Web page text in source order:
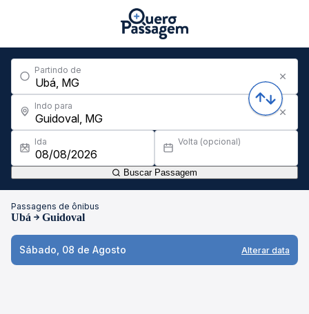
Partindo de
Indo para
Ida Volta (opcional)
Buscar Passagem
Passagens de ônibus
Ubá Guidoval
Sábado, 08 de Agosto Alterar data